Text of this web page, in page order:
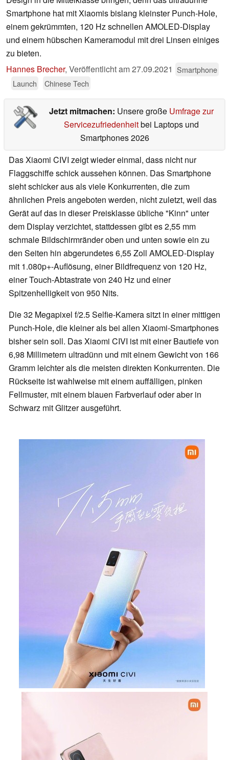
Smartphone hat mit Xiaomis bislang kleinster Punch-Hole,
einem gekrümmten, 120 Hz schnellen AMOLED-Display
und einem hübschen Kameramodul mit drei Linsen einiges
zu bieten.
Hannes Brecher, Veröffentlicht am27.09.2021 Smartphone
Launch
Chinese Tech
Jetzt mitmachen: Unsere große Umfrage zur
Servicezufriedenheitbei Laptops und
Smartphones 2026
Das Xiaomi CIVI zeigt wieder einmal, dass nicht nur
Flaggschiffe schick aussehen können. Das Smartphone
sieht schicker aus als viele Konkurrenten, die zum
ähnlichen Preis angeboten werden, nicht zuletzt, weil das
Gerät auf das in dieser Preisklasse übliche "Kinn" unter
dem Display verzichtet, stattdessen gibt es 2,55 mm
schmale Bildschirmränder oben und unten sowie ein zu
den Seiten hin abgerundetes 6,55 Zoll AMOLED-Display
mit 1.080p+-Auflösung, einer Bildfrequenz von 120 Hz,
einer Touch-Abtastrate von 240 Hz und einer
Spitzenhelligkeit von 950 Nits.
Die 32 Megapixel f/2.5 Selfie-Kamera sitzt in einer mittigen
Punch-Hole, die kleiner als bei allen Xiaomi-Smartphones
bisher sein soll. Das Xiaomi CIVI ist mit einer Bautiefe von
6,98 Millimetern ultradünn und mit einem Gewicht von 166
Gramm leichter als die meisten direkten Konkurrenten. Die
Rückseite ist wahlweise mit einem auffälligen, pinken
Fellmuster, mit einem blauen Farbverlauf oder aber in
Schwarz mit Glitzer ausgeführt.